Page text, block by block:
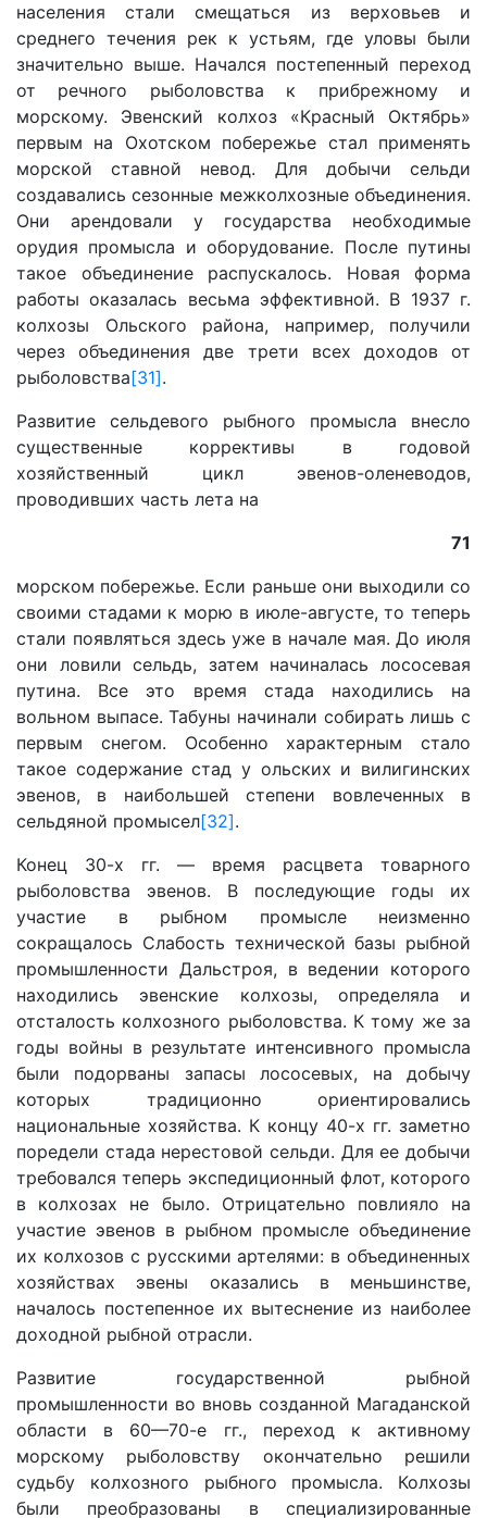
населения стали смещаться из верховьев и
среднего течения рек к устьям, где уловы были
значительно выше. Начался постепенный переход
от речного рыболовства к прибрежному и
морскому. Эвенский колхоз «Красный Октябрь»
первым на Охотском побережье стал применять
морской ставной невод. Для добычи сельди
создавались сезонные межколхозные объединения.
Они арендовали у государства необходимые
орудия промысла и оборудование. После путины
такое объединение распускалось. Новая форма
работы оказалась весьма эффективной. В 1937 г.
колхозы Ольского района, например, получили
через объединения две трети всех доходов от
рыболовства[31].
Развитие сельдевого рыбного промысла внесло
существенные коррективы в годовой
хозяйственный цикл эвенов-оленеводов,
проводивших часть лета на
71
морском побережье. Если раньше они выходили со
своими стадами к морю в июле-августе, то теперь
стали появляться здесь уже в начале мая. До июля
они ловили сельдь, затем начиналась лососевая
путина. Все это время стада находились на
вольном выпасе. Табуны начинали собирать лишь с
первым снегом. Особенно характерным стало
такое содержание стад у ольских и вилигинских
эвенов, в наибольшей степени вовлеченных в
сельдяной промысел[32].
Конец 30-х гг. — время расцвета товарного
рыболовства эвенов. В последующие годы их
участие в рыбном промысле неизменно
сокращалось Слабость технической базы рыбной
промышленности Дальстроя, в ведении которого
находились эвенские колхозы, определяла и
отсталость колхозного рыболовства. К тому же за
годы войны в результате интенсивного промысла
были подорваны запасы лососевых, на добычу
которых традиционно ориентировались
национальные хозяйства. К концу 40-х гг. заметно
поредели стада нерестовой сельди. Для ее добычи
требовался теперь экспедиционный флот, которого
в колхозах не было. Отрицательно повлияло на
участие эвенов в рыбном промысле объединение
их колхозов с русскими артелями: в объединенных
хозяйствах эвены оказались в меньшинстве,
началось постепенное их вытеснение из наиболее
доходной рыбной отрасли.
Развитие государственной рыбной
промышленности во вновь созданной Магаданской
области в 60—70-е гг., переход к активному
морскому рыболовству окончательно решили
судьбу колхозного рыбного промысла. Колхозы
были преобразованы в специализированные